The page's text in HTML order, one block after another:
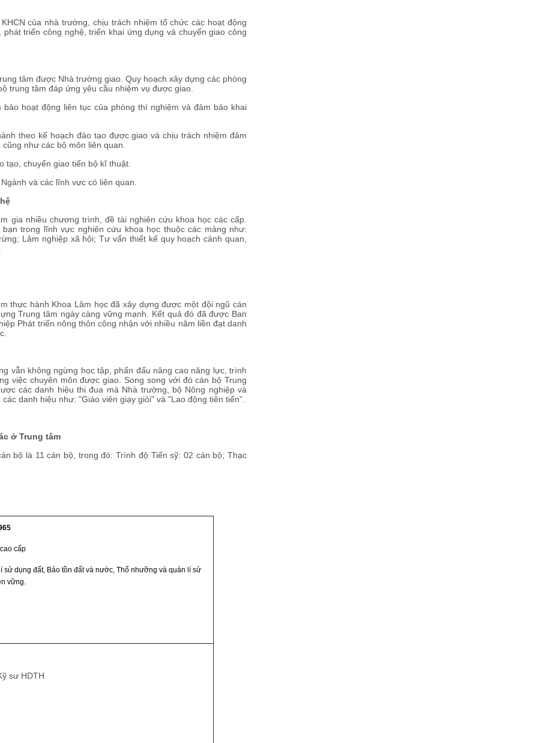
của nhà trường, chịu trách nhiệm tổ chức các hoạt động
triển công nghệ, triển khai ứng dụng và chuyển giao công
tâm được Nhà trường giao. Quy hoạch xây dựng các phòng
trung tâm đáp ứng yêu cầu nhiệm vụ được giao.
hoạt động liên tục của phòng thí nghiệm và đảm bảo khai
theo kế hoạch đào tạo được giao và chịu trách nhiệm đảm
như các bộ môn liên quan.
tạo, chuyển giao tiến bộ kĩ thuật.
và các lĩnh vực có liên quan.
gia nhiều chương trình, đề tài nghiên cứu khoa học các cấp.
trong lĩnh vực nghiên cứu khoa học thuộc các mảng như:
Lâm nghiệp xã hội; Tư vấn thiết kế quy hoạch cảnh quan,
thực hành Khoa Lâm học đã xây dựng được một đội ngũ cán
Trung tâm ngày càng vững mạnh. Kết quả đó đã được Ban
Phát triển nông thôn công nhận với nhiều năm liền đạt danh
vẫn không ngừng học tập, phấn đấu nâng cao năng lực, trình
việc chuyên môn được giao. Song song với đó cán bộ Trung
các danh hiệu thi đua mà Nhà trường, bộ Nông nghiệp và
danh hiệu như: "Giáo viên giạy giỏi" và "Lao động tiên tiến".
ở Trung tâm
bộ là 11 cán bộ, trong đó: Trình độ Tiến sỹ: 02 cán bộ; Thạc
cao cấp
sử dụng đất, Bảo tồn đất và nước, Thổ nhưỡng và quản lí sử
vững.
sư HDTH